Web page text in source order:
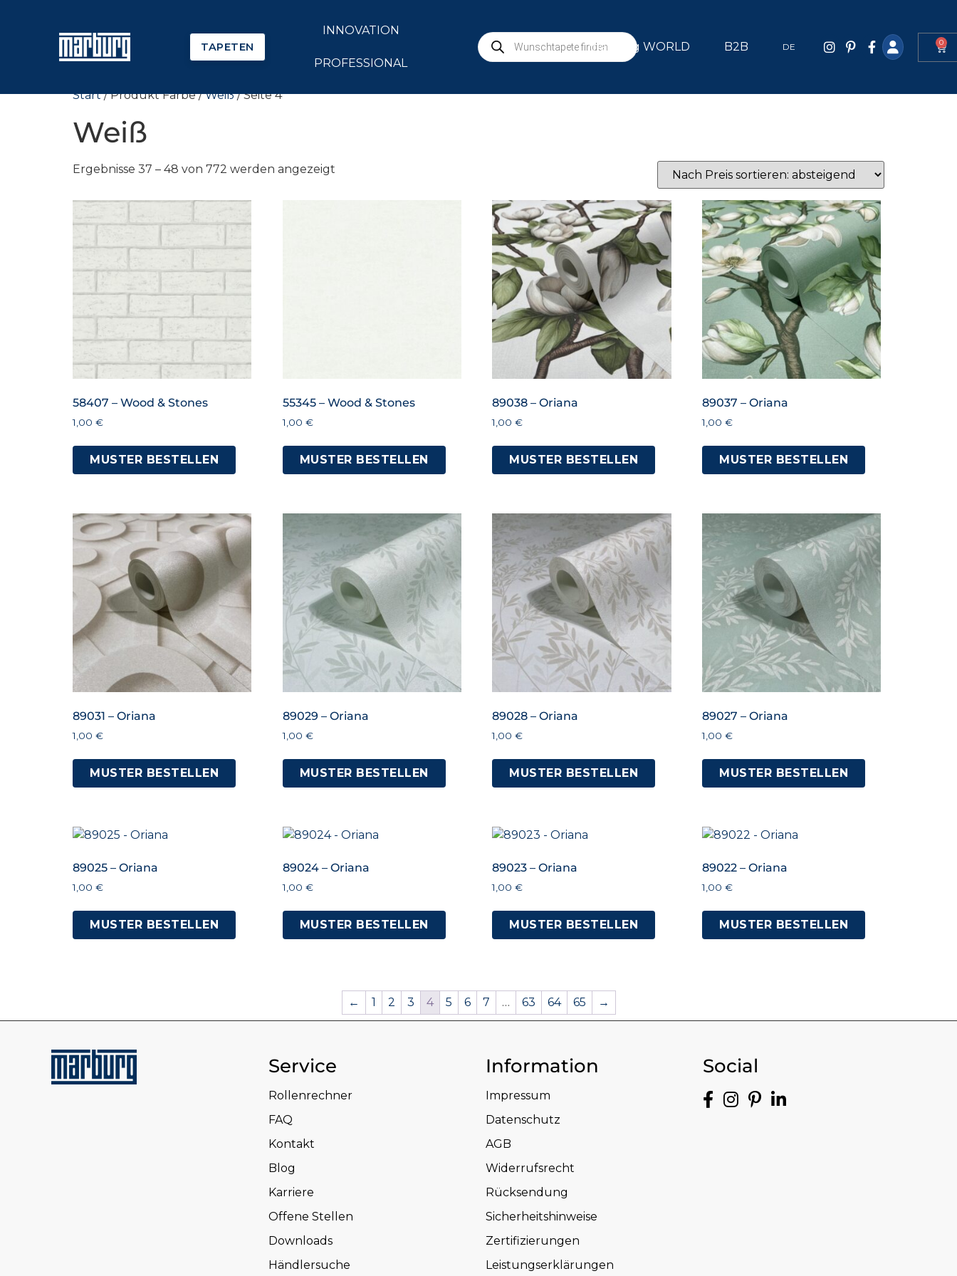
TAPETEN
INNOVATION
PROFESSIONAL
marburg WORLD B2B DE 0
Start/ Produkt Farbe /Weiß/ Seite 4
Weiß
Ergebnisse 37 – 48 von 772 werden angezeigt
58407 – Wood & Stones
1,00 €
MUSTER BESTELLEN
55345 – Wood & Stones
1,00 €
MUSTER BESTELLEN
89038 – Oriana
1,00€
MUSTER BESTELLEN
89037 – Oriana
1,00€
MUSTER BESTELLEN
89031 – Oriana
1,00 €
MUSTER BESTELLEN
89029 – Oriana
1,00 €
MUSTER BESTELLEN
89028 – Oriana
1,00€
MUSTER BESTELLEN
89027 – Oriana
1,00€
MUSTER BESTELLEN
89025 – Oriana
1,00 €
MUSTER BESTELLEN
89024 – Oriana
1,00 €
MUSTER BESTELLEN
89023 – Oriana
1,00€
MUSTER BESTELLEN
89022 – Oriana
1,00€
MUSTER BESTELLEN
← 1 2 3 4 5 6 7 … 63 64 65 →
Service
Rollenrechner
FAQ
Kontakt
Blog
Karriere
Offene Stellen
Downloads
Händlersuche
Information
Impressum
Datenschutz
AGB
Widerrufsrecht
Rücksendung
Sicherheitshinweise
Zertifizierungen
Leistungserklärungen
Social